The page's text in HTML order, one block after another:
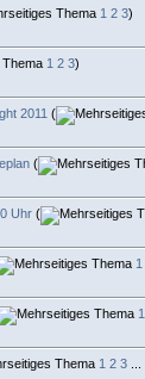
1 2 3)
1 2 3)
2011 (
(
Uhr (
1
1
1 2 3